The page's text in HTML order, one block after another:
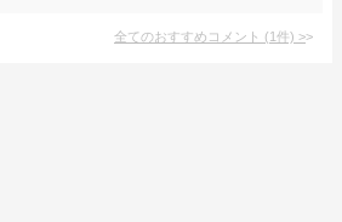
全てのおすすめコメント (1件) >